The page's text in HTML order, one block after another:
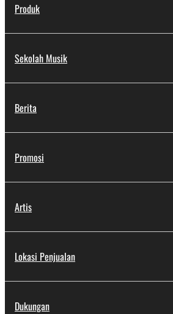
Produk
Sekolah Musik
Berita
Promosi
Artis
Lokasi Penjualan
Dukungan